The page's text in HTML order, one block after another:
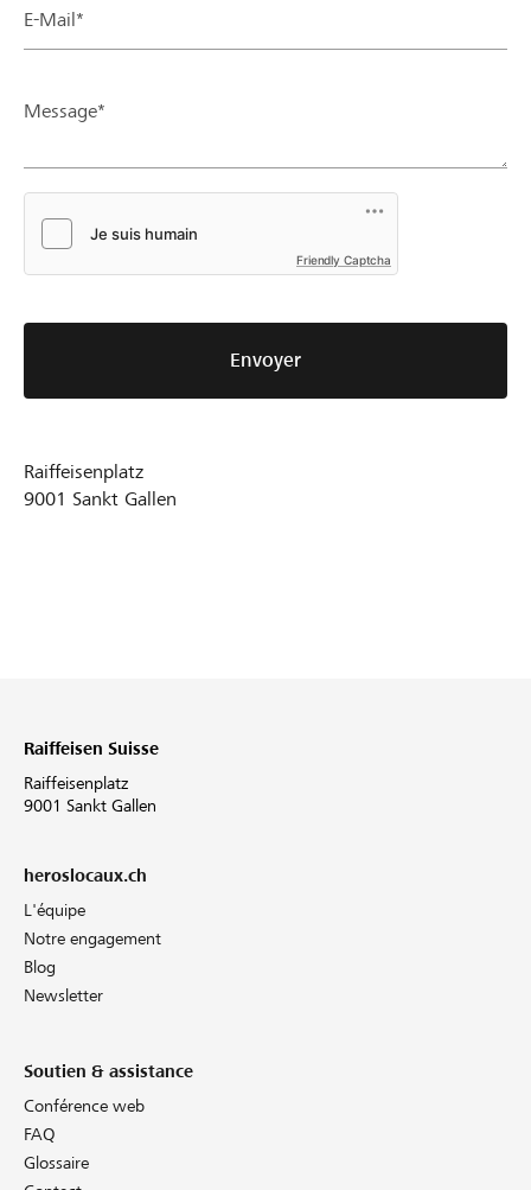
E-Mail*
Message*
Friendly Captcha
Envoyer
Raiffeisenplatz
9001 Sankt Gallen
Raiffeisen Suisse
Raiffeisenplatz
9001 Sankt Gallen
heroslocaux.ch
L'équipe
Notre engagement
Blog
Newsletter
Soutien & assistance
Conférence web
FAQ
Glossaire